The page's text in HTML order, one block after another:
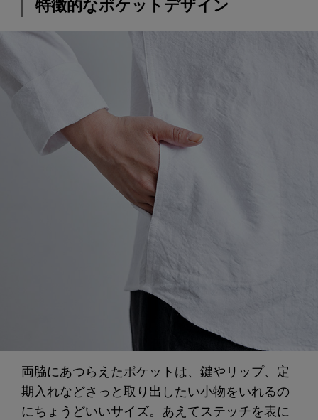
特徴的なポケットデザイン
両脇にあつらえたポケットは、鍵やリップ、定
期入れなどさっと取り出したい小物をいれるの
にちょうどいいサイズ。あえてステッチを表に